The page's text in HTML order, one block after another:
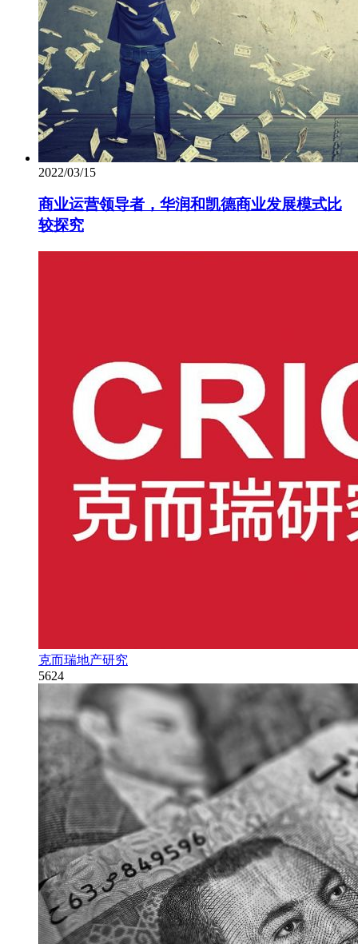
2022/03/15
商业运营领导者，华润和凯德商业发展模式比
较探究
克而瑞地产研究
5624